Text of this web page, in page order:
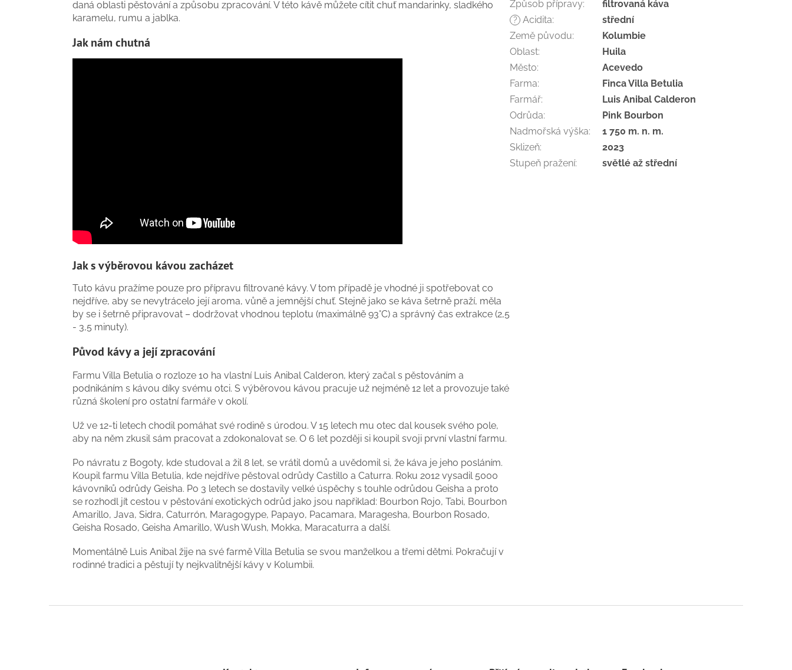
daná oblasti pěstování a způsobu zpracování. V této kávě můžete cítit chuť mandarinky, sladkého
karamelu, rumu a jablka.
Jak nám chutná
Jak s výběrovou kávou zacházet
Tuto kávu pražíme pouze pro přípravu filtrované kávy. V tom případě je vhodné ji spotřebovat co
nejdříve, aby se nevytrácelo její aroma, vůně a jemnější chuť. Stejně jako se káva šetrně praží, měla
by se i šetrně připravovat – dodržovat vhodnou teplotu (maximálně 93°C) a správný čas extrakce (2,5
- 3,5 minuty).
Původ kávy a její zpracování
Farmu Villa Betulia o rozloze 10 ha vlastní Luis Anibal Calderon, který začal s pěstováním a
podnikáním s kávou díky svému otci. S výběrovou kávou pracuje už nejméně 12 let a provozuje také
různá školení pro ostatní farmáře v okolí.
Už ve 12-ti letech chodil pomáhat své rodině s úrodou. V 15 letech mu otec dal kousek svého pole,
aby na něm zkusil sám pracovat a zdokonalovat se. O 6 let později si koupil svoji první vlastní farmu.
Po návratu z Bogoty, kde studoval a žil 8 let, se vrátil domů a uvědomil si, že káva je jeho posláním.
Koupil farmu Villa Betulia, kde nejdříve pěstoval odrůdy Castillo a Caturra. Roku 2012 vysadil 5000
kávovníků odrůdy Geisha. Po 3 letech se dostavily velké úspěchy s touhle odrůdou Geisha a proto
se rozhodl jít cestou v pěstování exotických odrůd jako jsou napřiklad: Bourbon Rojo, Tabi, Bourbon
Amarillo, Java, Sidra, Caturrón, Maragogype, Papayo, Pacamara, Maragesha, Bourbon Rosado,
Geisha Rosado, Geisha Amarillo, Wush Wush, Mokka, Maracaturra a další.
Momentálně Luis Anibal žije na své farmě Villa Betulia se svou manželkou a třemi dětmi. Pokračují v
rodinné tradici a pěstují ty nejkvalitnější kávy v Kolumbii.
Způsob přípravy: filtrovaná káva
? Acidita:
střední
Země původu:
Kolumbie
Oblast:
Huila
Město:
Acevedo
Farma:
Finca Villa Betulia
Farmář:
Luis Anibal Calderon
Odrůda:
Pink Bourbon
Nadmořská výška:
1 750 m. n. m.
Sklizeň:
2023
Stupeň pražení: světlé až střední